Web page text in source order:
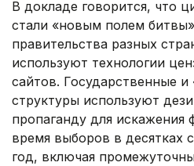
В докладе говорится, что
стали «новым полем
правительства разных
используют технологии
сайтов. Государственные и
структуры используют
пропаганду для искажения
время выборов в десятках
год, включая